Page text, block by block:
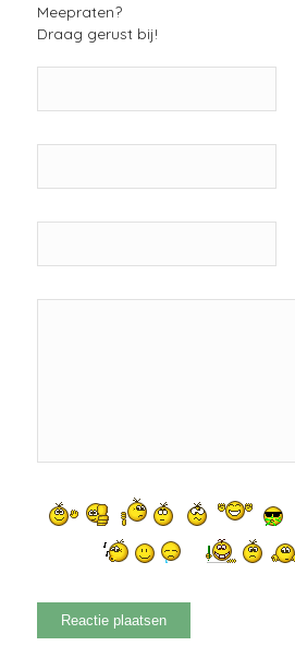
Meepraten?
Draag gerust bij!